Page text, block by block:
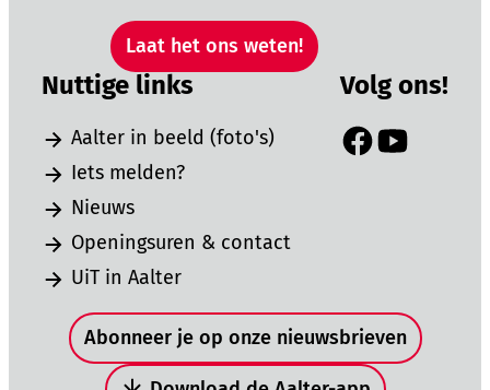
Laat het ons weten!
Nuttige links
Aalter in beeld (foto's)
Iets melden?
Nieuws
Openingsuren & contact
UiT in Aalter
Volg ons!
Facebook
YouTube
Snel naar
Abonneer je op onze nieuwsbrieven